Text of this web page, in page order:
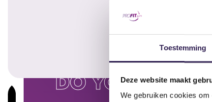
Toestemming
Deze website maakt
We gebruiken cookies
DO YOU WANT